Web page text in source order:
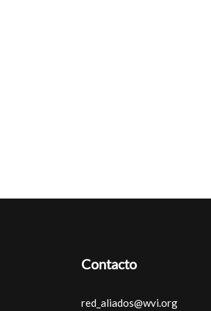
Contacto
red_aliados@wvi.org